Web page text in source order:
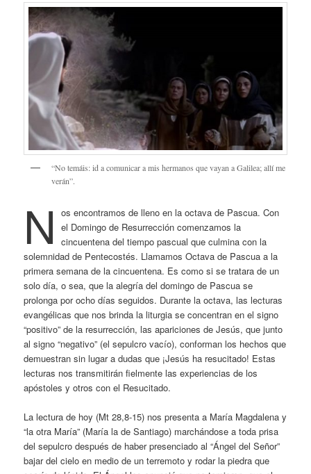
“No temáis: id a comunicar a mis hermanos que vayan a Galilea; allí me
verán”.
N
os encontramos de lleno en la octava de Pascua. Con
el Domingo de Resurrección comenzamos la
cincuentena del tiempo pascual que culmina con la
solemnidad de Pentecostés. Llamamos Octava de Pascua a la
primera semana de la cincuentena. Es como si se tratara de un
solo día, o sea, que la alegría del domingo de Pascua se
prolonga por ocho días seguidos. Durante la octava, las lecturas
evangélicas que nos brinda la liturgia se concentran en el signo
“positivo” de la resurrección, las apariciones de Jesús, que junto
al signo “negativo” (el sepulcro vacío), conforman los hechos que
demuestran sin lugar a dudas que ¡Jesús ha resucitado! Estas
lecturas nos transmitirán fielmente las experiencias de los
apóstoles y otros con el Resucitado.
La lectura de hoy (Mt 28,8-15) nos presenta a María Magdalena y
“la otra María” (María la de Santiago) marchándose a toda prisa
del sepulcro después de haber presenciado al “Ángel del Señor”
bajar del cielo en medio de un terremoto y rodar la piedra que